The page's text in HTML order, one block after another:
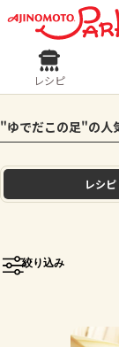
ホー
人気の食
きゅう
レシピ
"ゆでだこの足"の人
レシピ
絞り込み